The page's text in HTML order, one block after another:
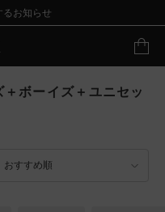
お知らせ
ボーイズ＋ユニセッ
おすすめ順